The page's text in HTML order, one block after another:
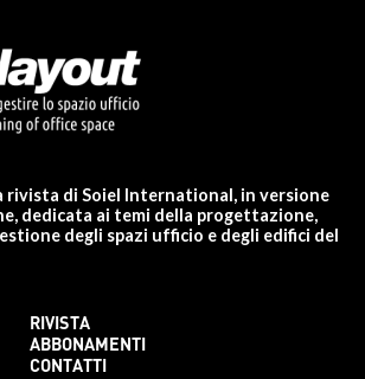
rivista di Soiel International, in versione
dedicata ai temi della progettazione,
degli spazi ufficio e degli edifici del
RIVISTA
ABBONAMENTI
CONTATTI